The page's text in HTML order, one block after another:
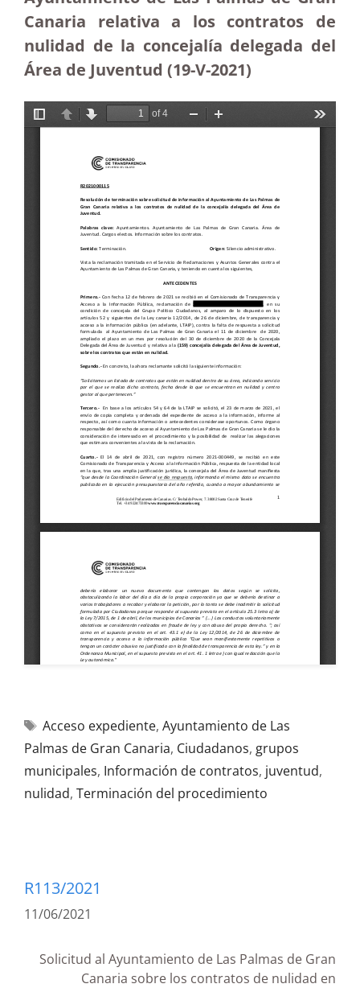
Canaria relativa a los contratos de
nulidad de la concejalía delegada del
Área de Juventud (19-V-2021)
Acceso expediente, Ayuntamiento de Las
Palmas de Gran Canaria, Ciudadanos, grupos
municipales, Información de contratos, juventud,
nulidad, Terminación del procedimiento
R113/2021
11/06/2021
Solicitud al Ayuntamiento de Las Palmas de Gran
Canaria sobre los contratos de nulidad en